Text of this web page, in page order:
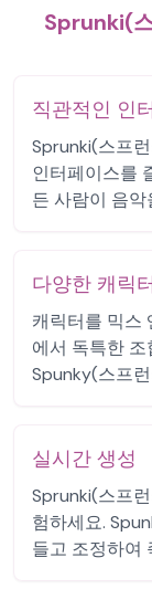
Sprunki(
직관적인 인
Sprunki(스프
인터페이스를
든 사람이 음
다양한 캐릭
캐릭터를 믹스
에서 독특한
Spunky(스프
실시간 생성
Sprunki(스프
험하세요.
들고 조정하여